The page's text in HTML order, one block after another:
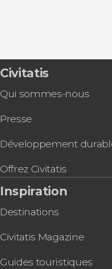
9,10


Civitatis
Qui sommes-nous
Presse
Développement
Offrez Civitatis
Inspiration
Destinations
Civitatis Magazine
Guides touristiques